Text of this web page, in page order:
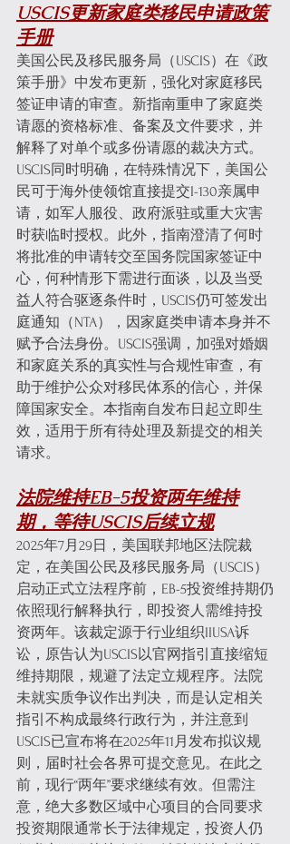
USCIS更新家庭类移民申请政策
手册
美国公民及移民服务局（USCIS）在《政
策手册》中发布更新，强化对家庭移民
签证申请的审查。新指南重申了家庭类
请愿的资格标准、备案及文件要求，并
解释了对单个或多份请愿的裁决方式。
USCIS同时明确，在特殊情况下，美国公
民可于海外使领馆直接提交I-130亲属申
请，如军人服役、政府派驻或重大灾害
时获临时授权。此外，指南澄清了何时
将批准的申请转交至国务院国家签证中
心，何种情形下需进行面谈，以及当受
益人符合驱逐条件时，USCIS仍可签发出
庭通知（NTA），因家庭类申请本身并不
赋予合法身份。USCIS强调，加强对婚姻
和家庭关系的真实性与合规性审查，有
助于维护公众对移民体系的信心，并保
障国家安全。本指南自发布日起立即生
效，适用于所有待处理及新提交的相关
请求。
法院维持EB-5投资两年维持
期，等待USCIS后续立规
2025年7月29日，美国联邦地区法院裁
定，在美国公民及移民服务局（USCIS）
启动正式立法程序前，EB-5投资维持期仍
依照现行解释执行，即投资人需维持投
资两年。该裁定源于行业组织IIUSA诉
讼，原告认为USCIS以官网指引直接缩短
维持期限，规避了法定立规程序。法院
未就实质争议作出判决，而是认定相关
指引不构成最终行政行为，并注意到
USCIS已宣布将在2025年11月发布拟议规
则，届时社会各界可提交意见。在此之
前，现行“两年”要求继续有效。但需注
意，绝大多数区域中心项目的合同要求
投资期限通常长于法律规定，投资人仍